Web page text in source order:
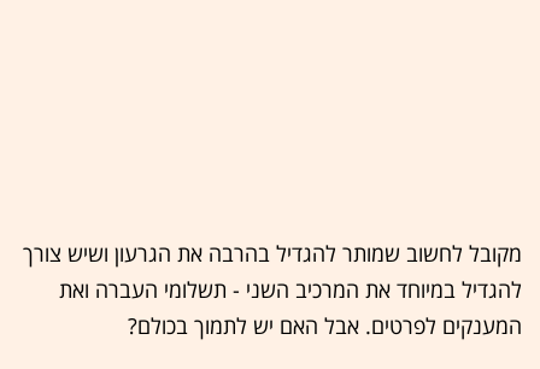
מקובל לחשוב שמותר להגדיל בהרבה את הגרעון ושיש צורך
להגדיל במיוחד את המרכיב השני - תשלומי העברה ואת
המענקים לפרטים. אבל האם יש לתמוך בכולם?